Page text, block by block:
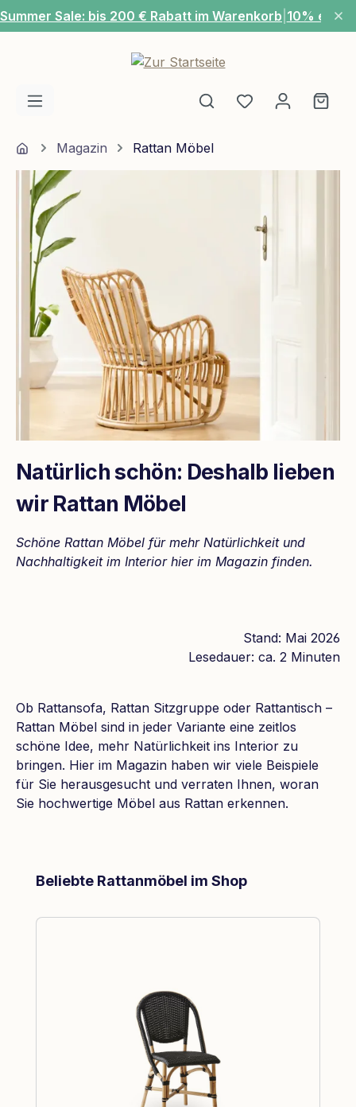
Zum Hauptinhalt springen
Summer Sale: bis 200 € Rabatt im Warenkorb 10% extra
Du hast 0
HomeMagazin Rattan Möbel
Natürlich schön: Deshalb lieben
wir Rattan Möbel
Schöne Rattan Möbel für mehr Natürlichkeit und
Nachhaltigkeit im Interior hier im Magazin finden.
Stand: Mai 2026
Lesedauer: ca. 2 Minuten
Ob Rattansofa, Rattan Sitzgruppe oder Rattantisch –
Rattan Möbel sind in jeder Variante eine zeitlos
schöne Idee, mehr Natürlichkeit ins Interior zu
bringen. Hier im Magazin haben wir viele Beispiele
für Sie herausgesucht und verraten Ihnen, woran
Sie hochwertige Möbel aus Rattan erkennen.
Produktgalerie überspringen
Beliebte Rattanmöbel im Shop